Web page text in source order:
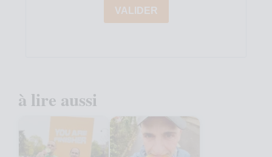
VALIDER
à lire aussi